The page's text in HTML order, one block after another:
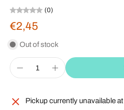
(0)
€2,45
Out of stock
Pickup currently unavailable at